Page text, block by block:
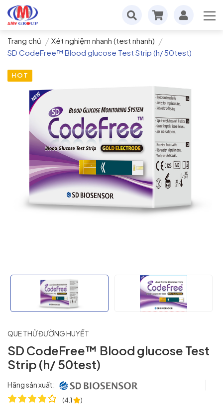
Trang chủ
Xét nghiệm nhanh (test nhanh)
SD CodeFree™ Blood glucose Test Strip (h/ 50test)
HOT
QUE THỬ ĐƯỜNG HUYẾT
SD CodeFree™ Blood glucose Test
Strip (h/ 50test)
Hãng sản xuất:
(4.1 )